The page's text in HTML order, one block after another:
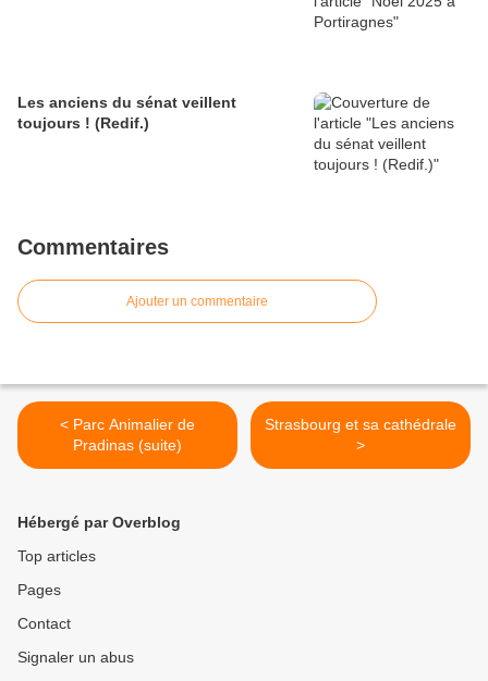
Les anciens du sénat veillent
toujours ! (Redif.)
Commentaires
Ajouter un commentaire
< Parc Animalier de
Pradinas (suite)
Strasbourg et sa cathédrale
>
Hébergé par Overblog
Top articles
Pages
Contact
Signaler un abus